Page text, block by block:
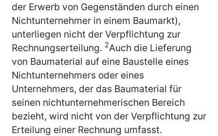
der Erwerb von Gegenständen durch einen
Nichtunternehmer in einem Baumarkt),
unterliegen nicht der Verpflichtung zur
Rechnungserteilung. 2Auch die Lieferung
von Baumaterial auf eine Baustelle eines
Nichtunternehmers oder eines
Unternehmers, der das Baumaterial für
seinen nichtunternehmerischen Bereich
bezieht, wird nicht von der Verpflichtung zur
Erteilung einer Rechnung umfasst.